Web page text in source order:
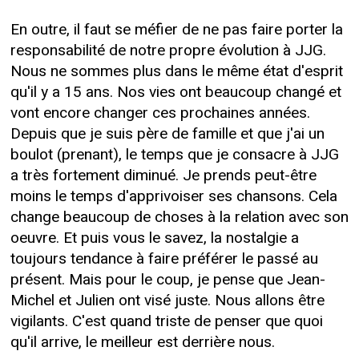
En outre, il faut se méfier de ne pas faire porter la
responsabilité de notre propre évolution à JJG.
Nous ne sommes plus dans le même état d'esprit
qu'il y a 15 ans. Nos vies ont beaucoup changé et
vont encore changer ces prochaines années.
Depuis que je suis père de famille et que j'ai un
boulot (prenant), le temps que je consacre à JJG
a très fortement diminué. Je prends peut-être
moins le temps d'apprivoiser ses chansons. Cela
change beaucoup de choses à la relation avec son
oeuvre. Et puis vous le savez, la nostalgie a
toujours tendance à faire préférer le passé au
présent. Mais pour le coup, je pense que Jean-
Michel et Julien ont visé juste. Nous allons être
vigilants. C'est quand triste de penser que quoi
qu'il arrive, le meilleur est derrière nous.